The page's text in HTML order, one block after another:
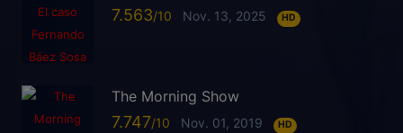
7.563 Nov. 13, 2025 HD
The Morning Show
7.747 Nov. 01, 2019 HD